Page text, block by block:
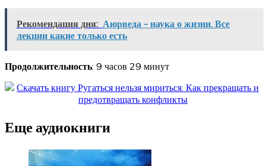
Рекомендация дня: Аюрведа - наука о жизни. Все
лекции какие только есть
Продолжительность: 9 часов 29 минут
Еще аудиокниги